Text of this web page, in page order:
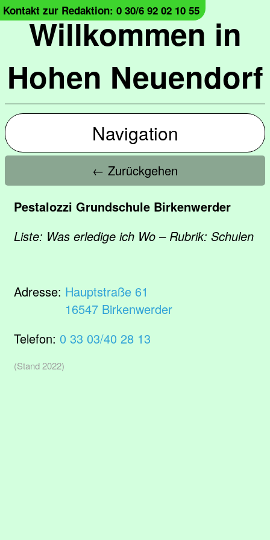
Willkommen in
Hohen Neuendorf
Kontakt zur Redaktion: 0 30/6 92 02 10 55
Navigation
← Zurückgehen
Pestalozzi Grundschule Birkenwerder
Liste: Was erledige ich Wo – Rubrik: Schulen
Adresse: Hauptstraße 61
16547 Birkenwerder
Telefon: 0 33 03/40 28 13
(Stand 2022)